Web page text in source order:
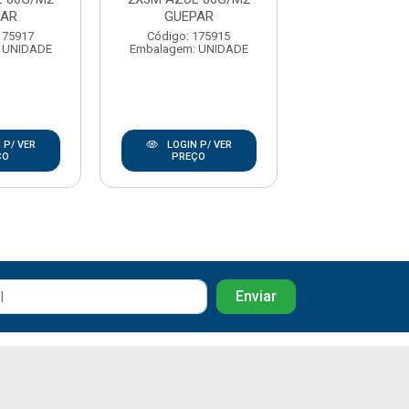
P/ VER
GUEPAR
Código: 175915
Embalagem: UNIDADE
LOGIN P/ VER
PREÇO